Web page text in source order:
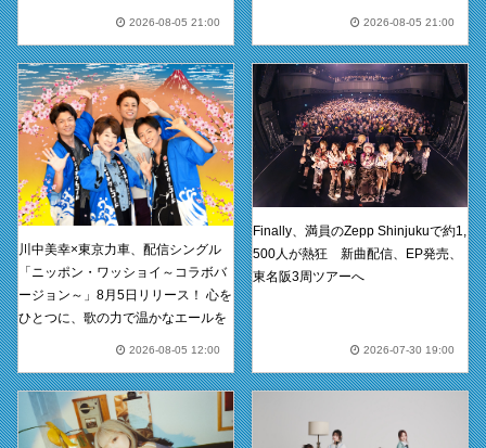
求、金銭補償の要求
合理的理由のない弊社への謝罪要求や弊社関
係者への処罰要求
SNSやインターネット上での誹謗中傷や事実
ではない情報の拡散
その他違法または相当な範囲を超えた言動と
判断されるもの
確認しました
2026-08-05 21:00 2026-08-05 21:00
川中美幸×東京力車、配信シングル
「ニッポン・ワッショイ～コラボバ
ージョン～」8月5日リリース！ 心を
ひとつに、歌の力で温かなエールを
2026-08-05 12:00
Finally、満員のZepp Shinjukuで約1,
500人が熱狂 新曲配信、EP発売、
東名阪3周ツアーへ
2026-07-30 19:00